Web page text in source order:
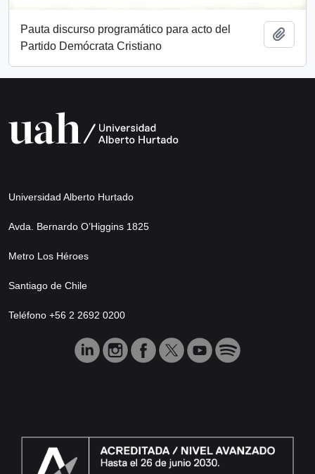
Pauta discurso programático para acto del
Partido Demócrata Cristiano
Universidad Alberto Hurtado
Avda. Bernardo O’Higgins 1825
Metro Los Héroes
Santiago de Chile
Teléfono +56 2 2692 0200